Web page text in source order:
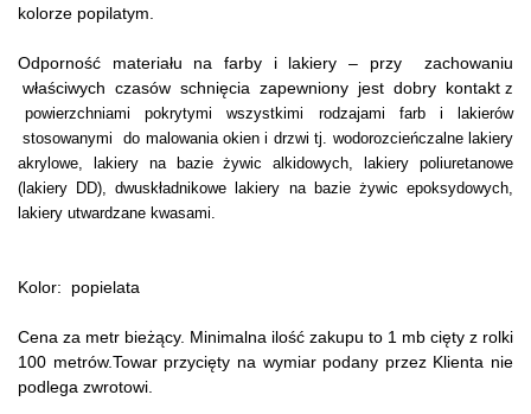
kolorze popilatym.
Odporność materiału na farby i lakiery – przy zachowaniu
właściwych czasów schnięcia zapewniony jest dobry kontakt z
powierzchniami pokrytymi wszystkimi rodzajami farb i lakierów
stosowanymi do malowania okien i drzwi tj. wodorozcieńczalne lakiery
akrylowe, lakiery na bazie żywicalkidowych, lakiery poliuretanowe
(lakiery DD), dwuskładnikowe lakiery na bazie żywic epoksydowych,
lakiery utwardzane kwasami.
Kolor: popielata
Cena za metr bieżący. Minimalna ilość zakupu to 1 mb cięty z rolki
100 metrów.Towar przycięty na wymiar podany przez Klienta nie
podlega zwrotowi.